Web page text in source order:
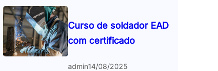
Curso de soldador EAD
com certificado
admin14/08/2025